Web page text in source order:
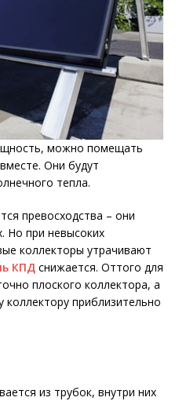
можно помещать
Они будут
тепла.
превосходства – они
Но при невысоких
коллекторы утрачивают
КПД снижается. Оттого для
плоского коллектора, а
коллектору приблизительно
из трубок, внутри них